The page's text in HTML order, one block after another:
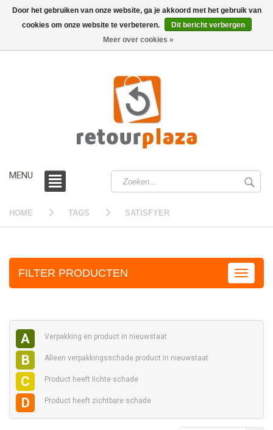
MENU
HOME TAGS SATISFYER
FILTER PRODUCTEN
A Verpakking en product in nieuwstaat
B Alleen verpakkingsschade product in nieuwstaat
C Product heeft lichte schade
D Product heeft zichtbare schade
Door het gebruiken van onze website, ga je akkoord met het gebruik van
cookies om onze website te verbeteren.
Dit bericht verbergen
Meer over cookies »